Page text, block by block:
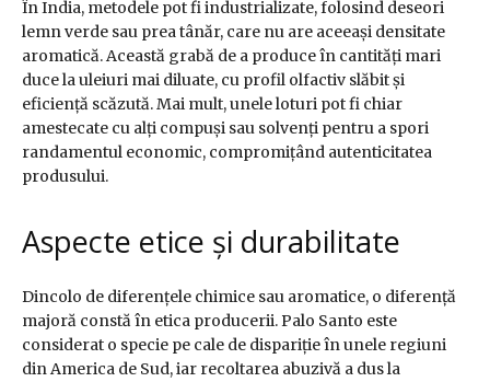
În India, metodele pot fi industrializate, folosind deseori
lemn verde sau prea tânăr, care nu are aceeași densitate
aromatică. Această grabă de a produce în cantități mari
duce la uleiuri mai diluate, cu profil olfactiv slăbit și
eficiență scăzută. Mai mult, unele loturi pot fi chiar
amestecate cu alți compuși sau solvenți pentru a spori
randamentul economic, compromițând autenticitatea
produsului.
Aspecte etice și durabilitate
Dincolo de diferențele chimice sau aromatice, o diferență
majoră constă în etica producerii. Palo Santo este
considerat o specie pe cale de dispariție în unele regiuni
din America de Sud, iar recoltarea abuzivă a dus la